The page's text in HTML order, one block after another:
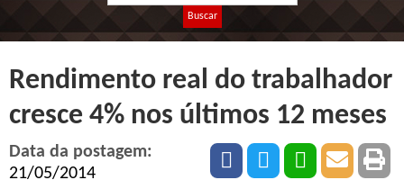
Buscar
Rendimento real do trabalhador
cresce 4% nos últimos 12 meses
Data da postagem:
21/05/2014